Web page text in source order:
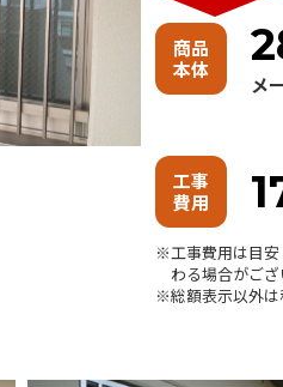
商品
本体
メ
工事
費用
工事費用は目
わる場合がご
※総額表示以外は